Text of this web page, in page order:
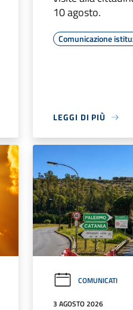
10 agosto.
Comunicazione
LEGGI DI PIÙ
COMUNICATI
3 AGOSTO 2026